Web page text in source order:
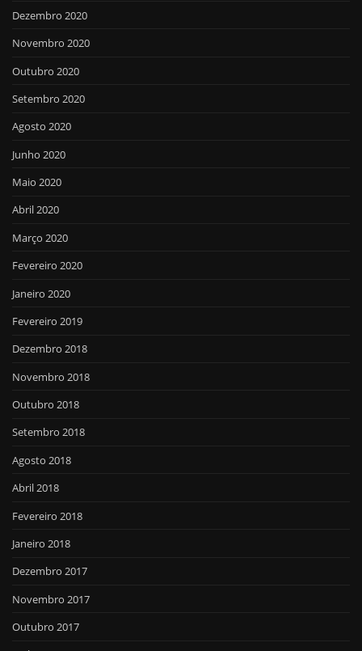
Dezembro 2020
Novembro 2020
Outubro 2020
Setembro 2020
Agosto 2020
Junho 2020
Maio 2020
Abril 2020
Março 2020
Fevereiro 2020
Janeiro 2020
Fevereiro 2019
Dezembro 2018
Novembro 2018
Outubro 2018
Setembro 2018
Agosto 2018
Abril 2018
Fevereiro 2018
Janeiro 2018
Dezembro 2017
Novembro 2017
Outubro 2017